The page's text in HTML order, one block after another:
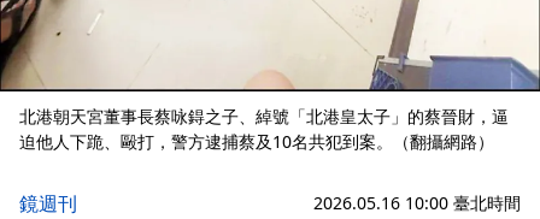
北港朝天宮董事長蔡咏鍀之子、綽號「北港皇太子」的蔡晉財，逼
迫他人下跪、毆打，警方逮捕蔡及10名共犯到案。（翻攝網路）
鏡週刊 2026.05.16 10:00 臺北時間